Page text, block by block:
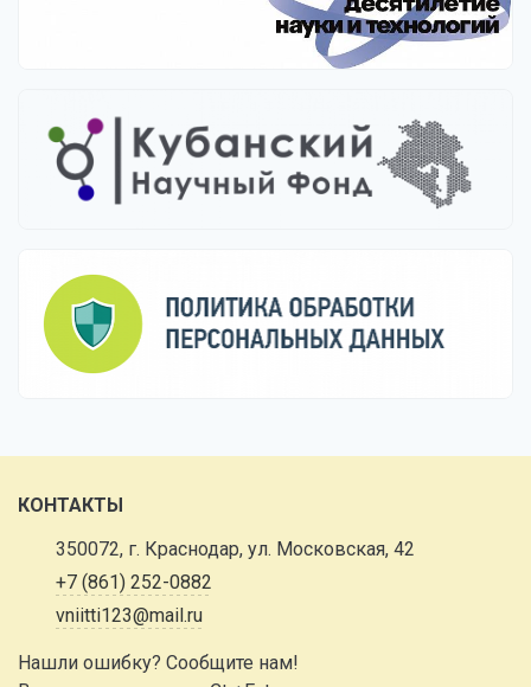
КОНТАКТЫ
350072, г. Краснодар, ул. Московская, 42
+7 (861) 252-0882
vniitti123@mail.ru
Нашли ошибку? Сообщите нам!